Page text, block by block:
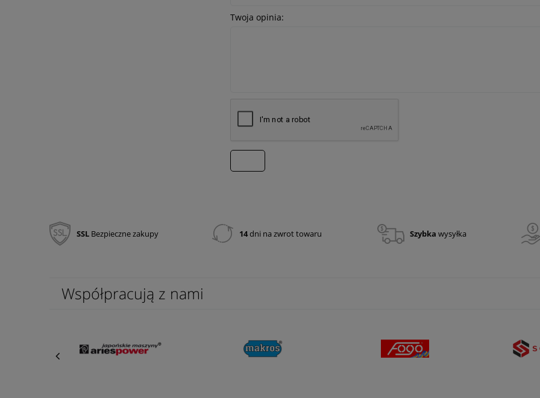
Twoja opinia:
SSL Bezpieczne zakupy 14dni na zwrot towaru Szybka wysyłka
Współpracują z nami